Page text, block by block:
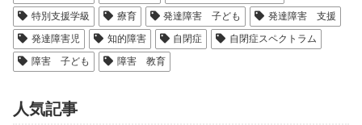
特別支援学級
療育 発達障害 子ども
発達障害 支援
発達障害児
知的障害 自閉症
自閉症スペクトラム
障害 子ども
障害 教育
人気記事